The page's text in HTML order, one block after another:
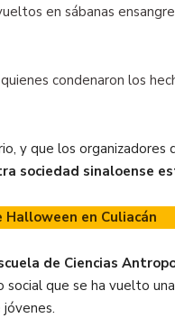
en sábanas
quienes condenaron los
y que los organizadores
sociedad sinaloense
en Culiacán
de Ciencias
que se ha vuelto